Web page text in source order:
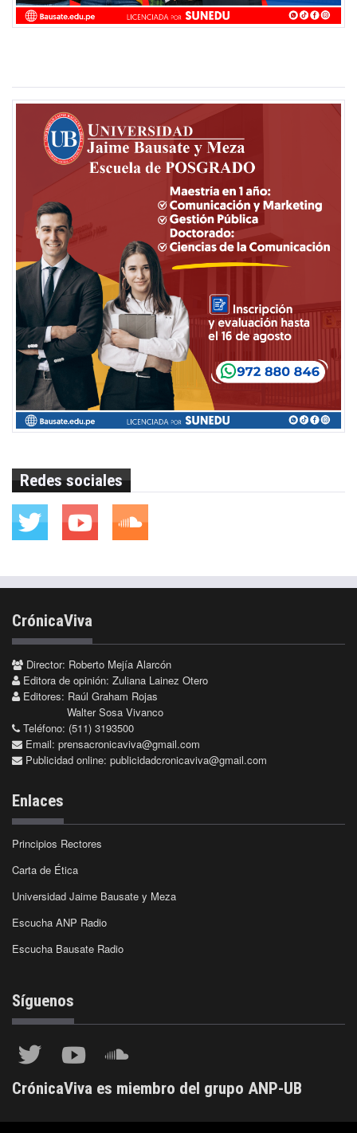
Redes sociales
CrónicaViva
Director: Roberto Mejía Alarcón
Editora de opinión: Zuliana Lainez Otero
Editores: Raúl Graham Rojas
Walter Sosa Vivanco
Teléfono: (511) 3193500
Email: prensacronicaviva@gmail.com
Publicidad online: publicidadcronicaviva@gmail.com
Enlaces
Principios Rectores
Carta de Ética
Universidad Jaime Bausate y Meza
Escucha ANP Radio
Escucha Bausate Radio
Síguenos
CrónicaViva es miembro del grupo ANP-UB